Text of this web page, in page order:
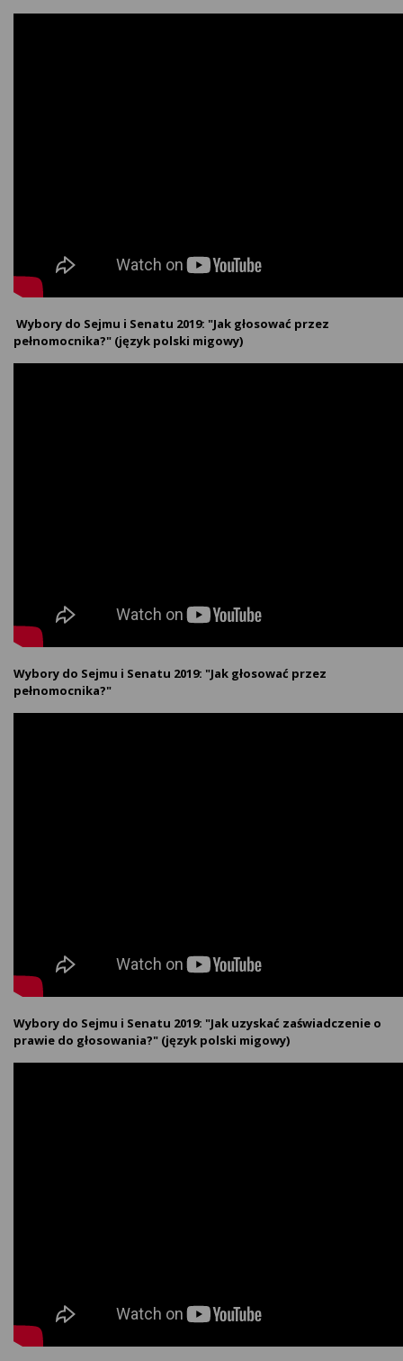
Wybory do Sejmu i Senatu 2019: "Jak głosować przez
pełnomocnika?" (język polski migowy)
Wybory do Sejmu i Senatu 2019: "Jak głosować przez
pełnomocnika?"
Wybory do Sejmu i Senatu 2019: "Jak uzyskać zaświadczenie o
prawie do głosowania?" (język polski migowy)